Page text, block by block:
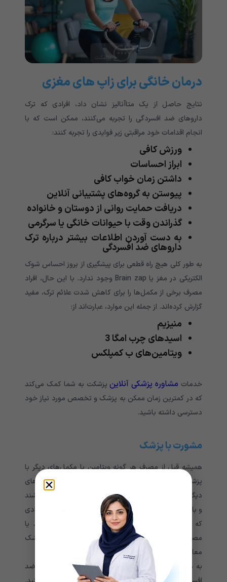
درمان خانگی برای زاپ های مغزی
نتایج حاصل از یک متاآنالیز نشان داد، افرادی که ترک
داروهای ضد افسردگی را تجربه می‌کنند، ممکن است که با
انجام اقدامات خود مراقبتی زیر فوایدی را تجربه کنند:
ورزش کافی
ابراز احساسات
داشتن زمان خواب کافی
پیوستن به گروه‌های پشتیبانی آنلاین
دریافت حمایت روانی از دوستان و خانواده
گذراندن وقت با حیوانات خانگی یا سرگرمی
به دست آوردن اطلاعات بیشتر درباره ترک
داروهای ضد افسردگی
به طور کلی هیچ راه قطعی برای پیشگیری از بروز احساس شوک
الکتریکی در مغز یا Brain zap وجود ندارد. با این حال، افراد
مصرف برخی از مکمل‌ها را برای کاهش شدت علائم ترک، مفید
گزارش کرده‌اند. از جمله این موارد، عبارت‌اند از:
منیزیم
اسیدهای چرب امگا 3
ویتامین‌های ب کمپلکس
خدمات مشاوره پزشکی آنلاینپزشکت به شما کمک می‌کند
که در کمترین زمان ممکن به پزشک و تخصص مورد نیاز خود
دسترسی داشته باشید.
مشورت با پزشک
همیشه قبل از مصرف هر گونه ویتامین یا مکمل‌های دیگر با
پزشک معالج خود مشورت کنید. زیرا ممکن است با داروهای
دیگری که در حال حاضر مصرف می‌کنید، تداخل داشته باشند
و باعث بروز برخی عوارض نامطلوب شوند. به طور کلی، افرادی
که می‌خواهند دوز مصرفی داروی خود را کاهش دهند یا
مصرف داروهای ضد افسردگی را متوقف کنند، باید با پزشک
معالج خود مشورت کنند.
به هیچ عنوان بدون مشورت با پزشک، مصرف داروهای ضد